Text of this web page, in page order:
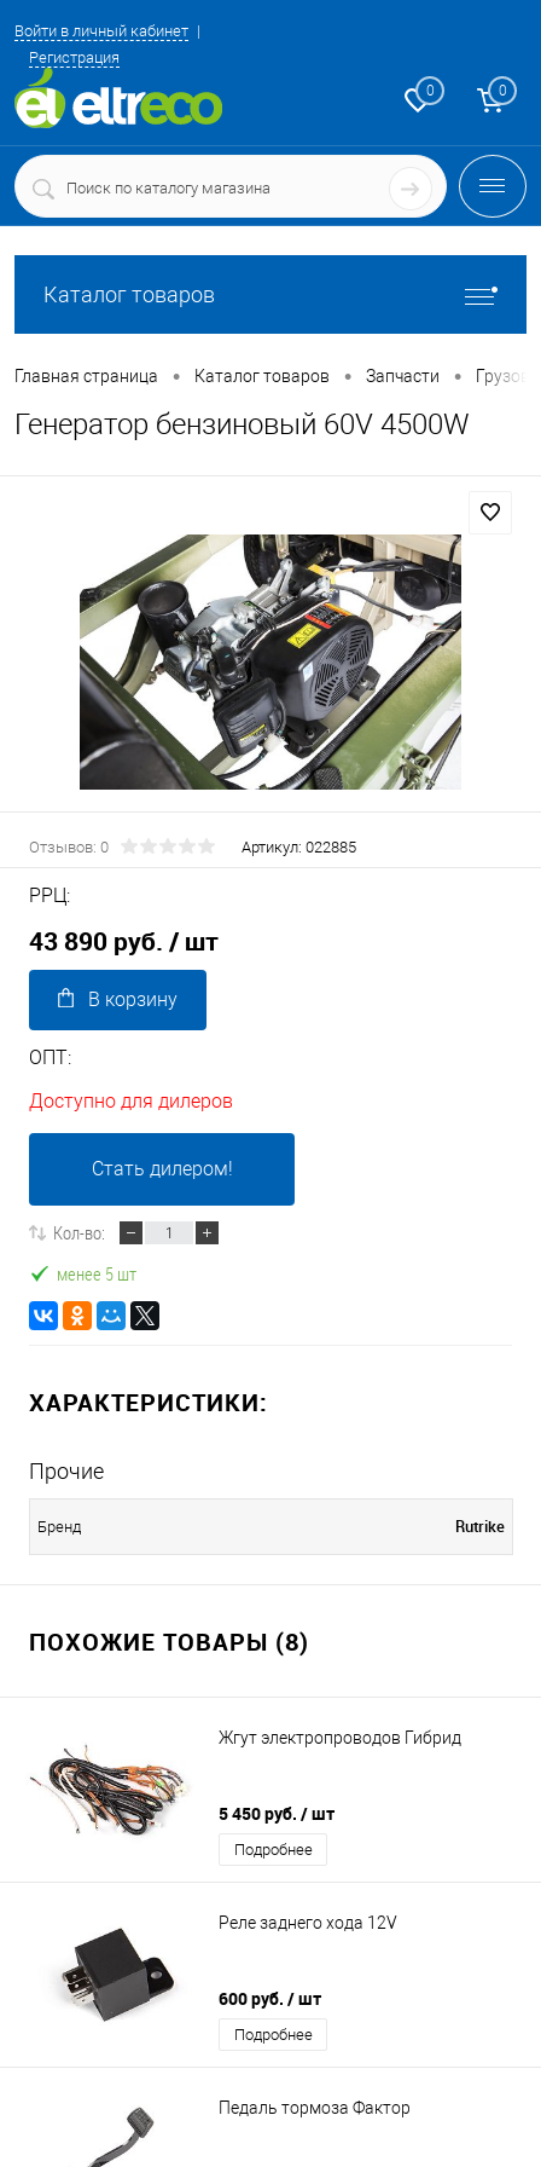
Войти в личный кабинет
Регистрация
0 0
Каталог товаров
Главная страница • Каталог товаров • Запчасти •
Генератор бензиновый 60V 4500W
Отзывов: 0 Артикул: 022885
РРЦ:
43 890 руб. / шт
В корзину
ОПТ:
Доступно для дилеров
Стать дилером!
Кол-во:
менее 5 шт
ХАРАКТЕРИСТИКИ:
Прочие
Бренд Rutrike
ПОХОЖИЕ ТОВАРЫ (8)
Жгут электропроводов Гибрид
5 450 руб. / шт
Подробнее
Реле заднего хода 12V
600 руб. / шт
Подробнее
Педаль тормоза Фактор